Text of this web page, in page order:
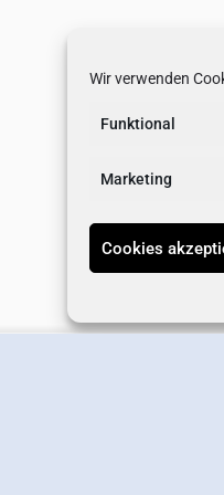
Wir verwenden
Funktional
Marketing
Cookies